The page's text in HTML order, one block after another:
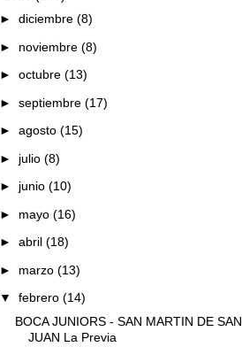
► diciembre (8)
► noviembre (8)
► octubre (13)
► septiembre (17)
► agosto (15)
► julio (8)
► junio (10)
► mayo (16)
► abril (18)
► marzo (13)
▼ febrero (14)
BOCA JUNIORS - SAN MARTIN DE SAN
JUAN La Previa